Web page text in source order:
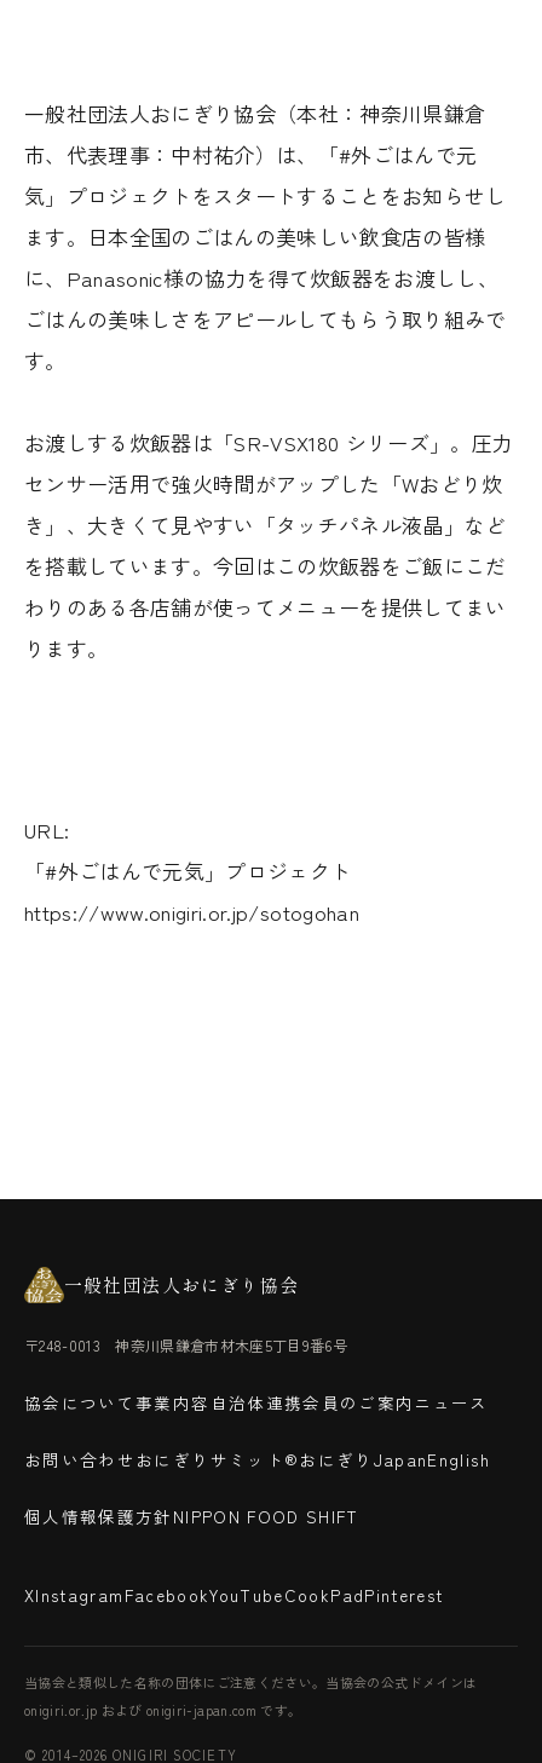
一般社団法人おにぎり協会（本社：神奈川県鎌倉
市、代表理事：中村祐介）は、「#外ごはんで元
気」プロジェクトをスタートすることをお知らせし
ます。日本全国のごはんの美味しい飲食店の皆様
に、Panasonic様の協力を得て炊飯器をお渡しし、
ごはんの美味しさをアピールしてもらう取り組みで
す。
お渡しする炊飯器は「SR-VSX180 シリーズ」。圧力
センサー活用で強火時間がアップした「Wおどり炊
き」、大きくて見やすい「タッチパネル液晶」など
を搭載しています。今回はこの炊飯器をご飯にこだ
わりのある各店舗が使ってメニューを提供してまい
ります。
URL:
「#外ごはんで元気」プロジェクト
https://www.onigiri.or.jp/sotogohan
一般社団法人おにぎり協会
〒248-0013 神奈川県鎌倉市材木座5丁目9番6号
協会について事業内容 自治体連携会員のご案内 ニュース
お問い合わせ おにぎりサミット® おにぎりJapanEnglish
個人情報保護方針 NIPPON FOOD SHIFT
XInstagram FacebookYouTubeCookPadPinterest
当協会と類似した名称の団体にご注意ください。当協会の公式ドメインは
onigiri.or.jp および onigiri-japan.com です。
© 2014–2026 ONIGIRI SOCIETY